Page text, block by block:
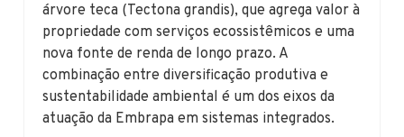
árvore teca (Tectona grandis), que agrega valor à
propriedade com serviços ecossistêmicos e uma
nova fonte de renda de longo prazo. A
combinação entre diversificação produtiva e
sustentabilidade ambiental é um dos eixos da
atuação da Embrapa em sistemas integrados.